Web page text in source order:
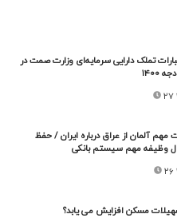
تملک دارایی سرمایه‌ای وزارت صمت در
۱۴۰۰
مهم آلمان از عراق درباره ایران / حفظ
وظیفه مهم سیستم بانکی
مسکن افزایش می یابد؟